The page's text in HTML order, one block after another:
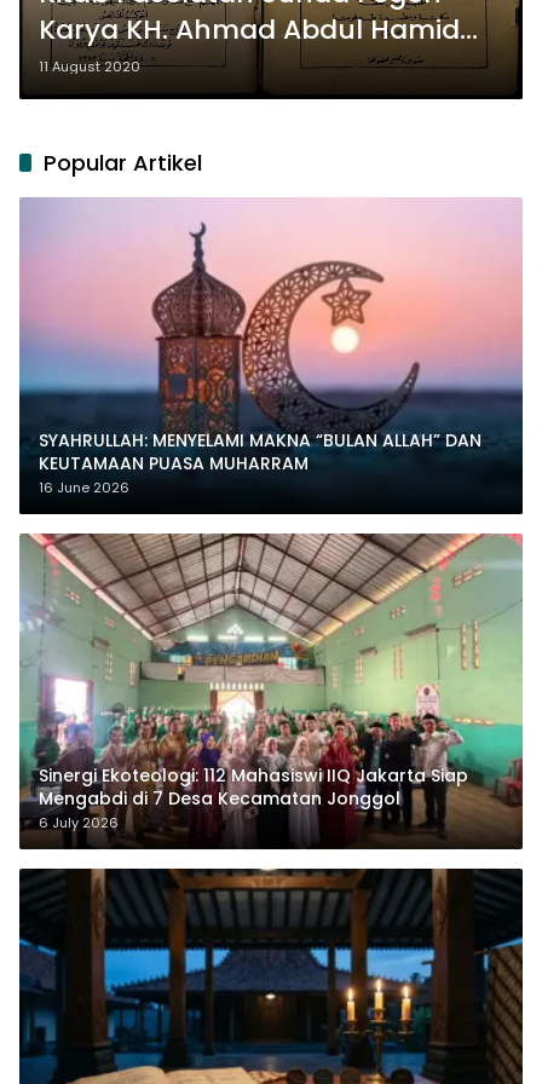
Karya KH. Ahmad Abdul Hamid
Kendal
11 August 2020
Popular Artikel
SYAHRULLAH: MENYELAMI MAKNA “BULAN ALLAH” DAN
KEUTAMAAN PUASA MUHARRAM
16 June 2026
‎Sinergi Ekoteologi: 112 Mahasiswi IIQ Jakarta Siap
Mengabdi di 7 Desa Kecamatan Jonggol
6 July 2026